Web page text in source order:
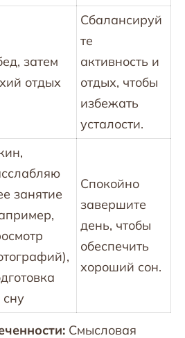
затем
отдых
Сбалансируй
те
активность и
отдых, чтобы
избежать
усталости.
занятие
сну
Спокойно
завершите
день, чтобы
обеспечить
хороший сон.
Смысловая